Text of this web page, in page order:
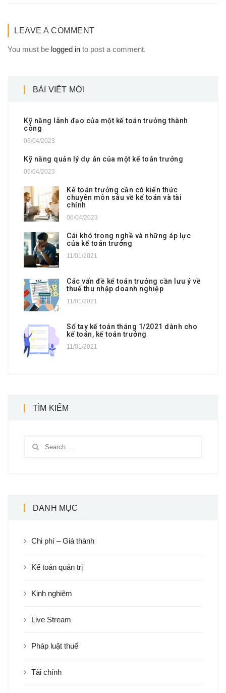
LEAVE A COMMENT
You must be logged in to post a comment.
BÀI VIẾT MỚI
Kỹ năng lãnh đạo của một kế toán trưởng thành
công
06/04/2023
Kỹ năng quản lý dự án của một kế toán trưởng
06/04/2023
Kế toán trưởng cần có kiến thức
chuyên môn sâu về kế toán và tài
chính
06/04/2023
Cái khó trong nghề và những áp lực
của kế toán trưởng
11/01/2021
Các vấn đề kế toán trưởng cần lưu ý về
thuế thu nhập doanh nghiệp
11/01/2021
Sổ tay kế toán tháng 1/2021 dành cho
kế toán, kế toán trưởng
11/01/2021
TÌM KIẾM
DANH MỤC
Chi phí – Giá thành
Kế toán quản trị
Kinh nghiệm
Live Stream
Pháp luật thuế
Tài chính